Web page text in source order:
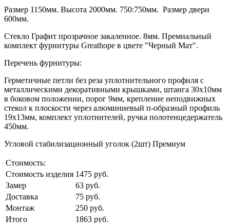
Размер 1150мм. Высота 2000мм. 750:750мм. Размер двери
600мм.
Стекло Графит прозрачное закаленное. 8мм. Премиальный
комплект фурнитуры Greathope в цвете "Черный Мат".
Перечень фурнитуры:
Герметичные петли без реза уплотнительного профиля с
металлическими декоративными крышками, штанга 30х10мм
в боковом положении, порог 9мм, крепление неподвижных
стекол к плоскости через алюминиевый п-образный профиль
19х13мм, комплект уплотнителей, ручка полотенцедержатель
450мм.
Угловой стабилизационный уголок (2шт) Премиум
Стоимость:
Стоимость изделия 1475 руб.
Замер
63 руб.
Доставка
75 руб.
Монтаж
250 руб.
Итого
1863 руб.